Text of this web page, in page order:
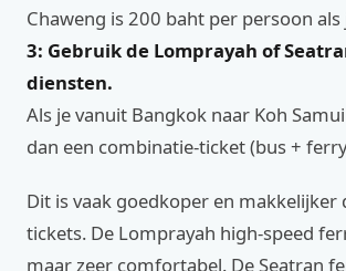
Chaweng is 200 baht per persoon als
3: Gebruik de Lomprayah of
diensten.
Als je vanuit Bangkok naar Koh
dan een combinatie-ticket (bus +
Dit is vaak goedkoper en makkelijker
tickets. De Lomprayah high-speed
maar zeer comfortabel. De Seatran